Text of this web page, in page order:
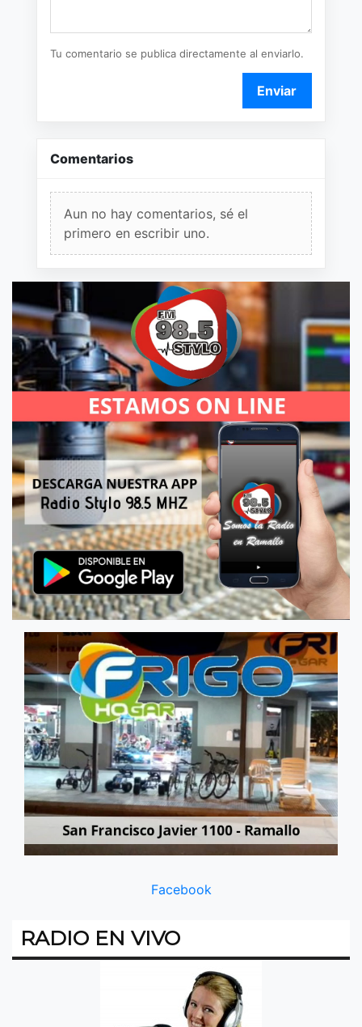
Tu comentario se publica directamente al enviarlo.
Enviar
Comentarios
Aun no hay comentarios, sé el
primero en escribir uno.
Facebook
RADIO EN VIVO